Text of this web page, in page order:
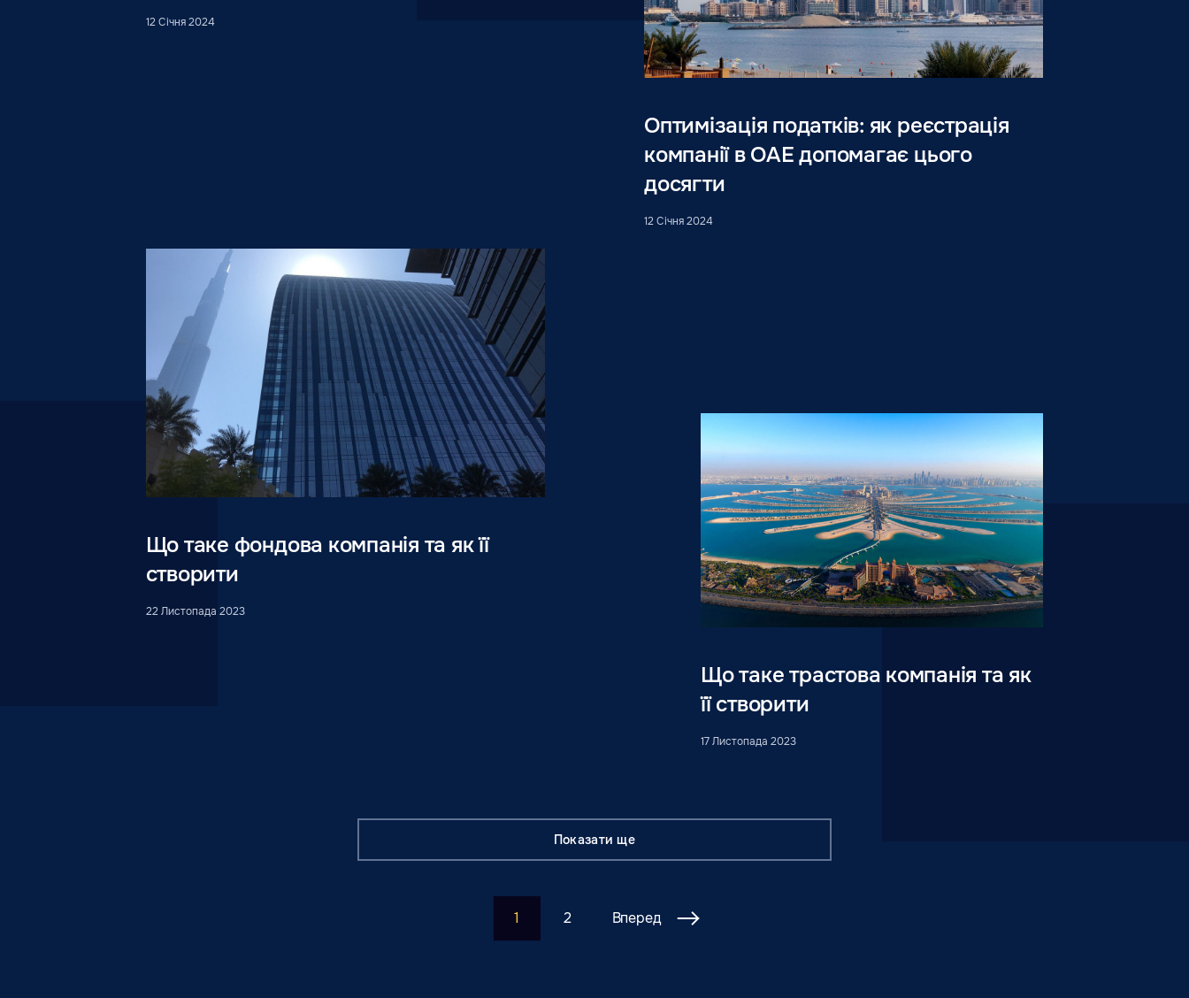
12 Січня 2024
Оптимізація податків: як реєстрація
компанії в ОАЕ допомагає цього
досягти
12 Січня 2024
Що таке фондова компанія та як її
створити
22 Листопада 2023
Що таке трастова компанія та як
її створити
17 Листопада 2023
Показати ще
1 2 Вперед